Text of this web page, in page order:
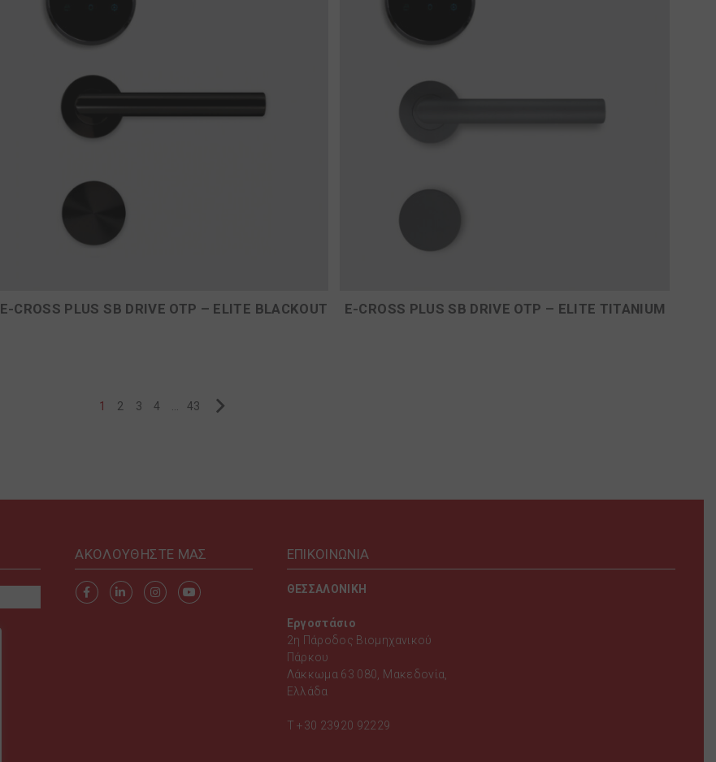
E-CROSS PLUS SB DRIVE OTP – ELITE BLACKOUT E-CROSS PLUS SB DRIVE OTP – ELITE TITANIUM
1 2 3 4 43
AKOΛΟΥΘΗΣΤΕ ΜΑΣ ΕΠΙΚΟΙΝΩΝΙΑ
ΘΕΣΣΑΛΟΝΙΚΗ
Εργοστάσιο
2η Πάροδος Βιομηχανικού
Πάρκου
Λάκκωμα 63 080, Μακεδονία,
Ελλάδα
T+30 23920 92229